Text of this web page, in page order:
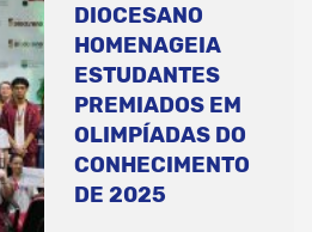
DIOCESANO
HOMENAGEIA
ESTUDANTES
PREMIADOS EM
OLIMPÍADAS DO
CONHECIMENTO
DE 2025